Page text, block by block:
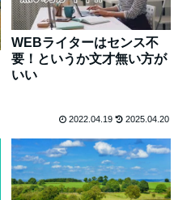
WEBライターはセンス不
要！というか文才無い方が
いい
2022.04.19 2025.04.20